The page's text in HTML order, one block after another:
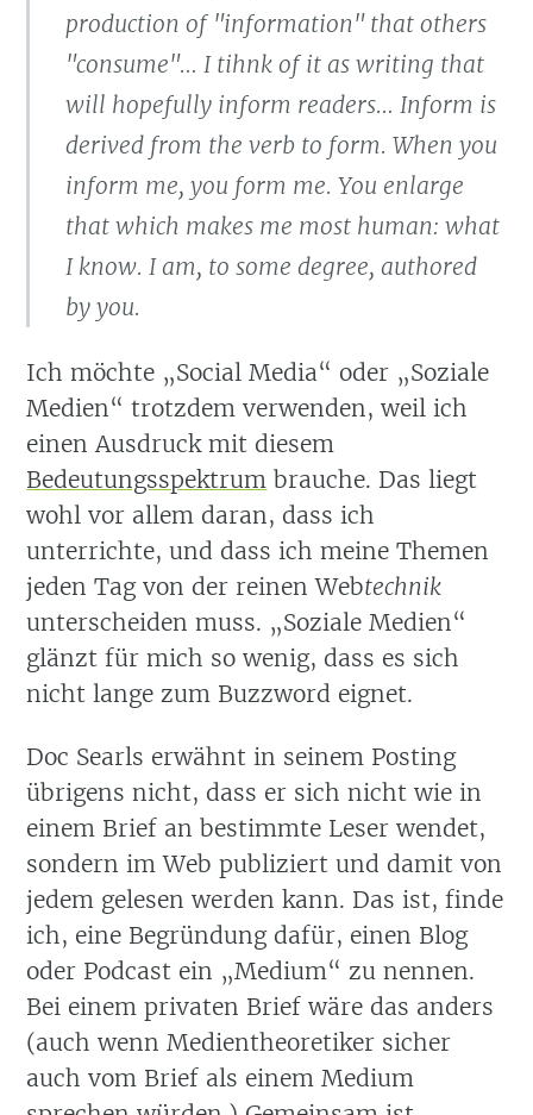
production of "information" that others
"consume"… I tihnk of it as writing that
will hopefully inform readers… Inform is
derived from the verb to form. When you
inform me, you form me. You enlarge
that which makes me most human: what
I know. I am, to some degree, authored
by you.
Ich möchte Social Media oder
Soziale
Medien
trotzdem verwenden, weil ich
einen Ausdruck mit diesem
Bedeutungsspektrum brauche. Das liegt
wohl vor allem daran, dass ich
unterrichte, und dass ich meine Themen
jeden Tag von der reinen Webtechnik
unterscheiden muss.
Soziale Medien
glänzt für mich so wenig, dass es sich
nicht lange zum Buzzword eignet.
Doc Searls erwähnt in seinem Posting
übrigens nicht, dass er sich nicht wie in
einem Brief an bestimmte Leser wendet,
sondern im Web publiziert und damit von
jedem gelesen werden kann. Das ist, finde
ich, eine Begründung dafür, einen Blog
oder Podcast ein
Medium
zu nennen.
Bei einem privaten Brief wäre das anders
(auch wenn Medientheoretiker sicher
auch vom Brief als einem Medium